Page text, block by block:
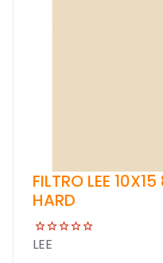
FILTRO LEE
HARD
LEE